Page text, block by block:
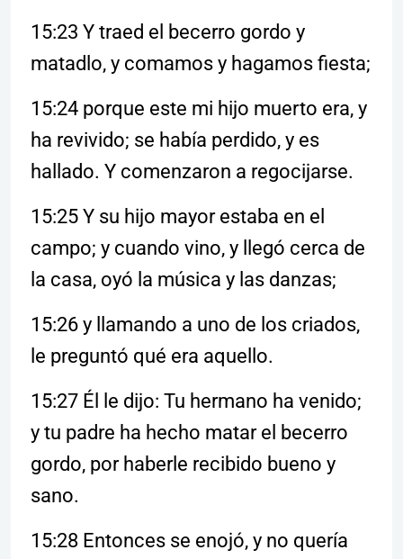
15:23 Y traed el becerro gordo y
matadlo, y comamos y hagamos fiesta;
15:24 porque este mi hijo muerto era, y
ha revivido; se había perdido, y es
hallado. Y comenzaron a regocijarse.
15:25 Y su hijo mayor estaba en el
campo; y cuando vino, y llegó cerca de
la casa, oyó la música y las danzas;
15:26 y llamando a uno de los criados,
le preguntó qué era aquello.
15:27 Él le dijo: Tu hermano ha venido;
y tu padre ha hecho matar el becerro
gordo, por haberle recibido bueno y
sano.
15:28 Entonces se enojó, y no quería